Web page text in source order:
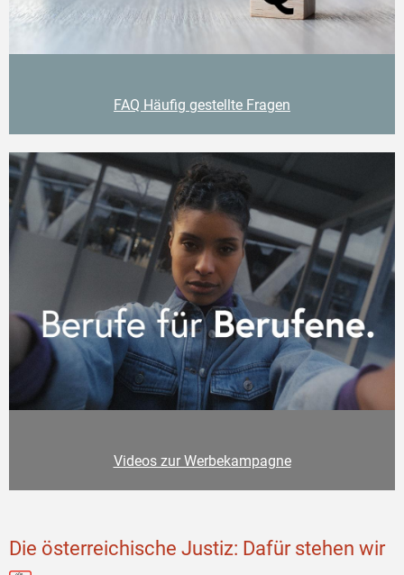
FAQ Häufig gestellte Fragen
Videos zur Werbekampagne
Die österreichische Justiz: Dafür stehen wir